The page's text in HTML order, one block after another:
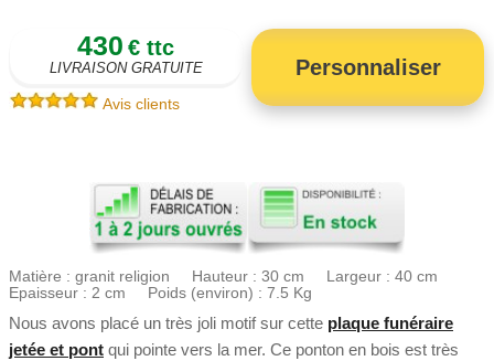
430 € ttc
LIVRAISON GRATUITE Personnaliser
Avis clients
Matière : granit religion Hauteur : 30 cm Largeur : 40 cm
Epaisseur : 2 cm Poids (environ) : 7.5 Kg
Nous avons placé un très joli motif sur cette plaque funéraire
jetée et pont qui pointe vers la mer. Ce ponton en bois est très